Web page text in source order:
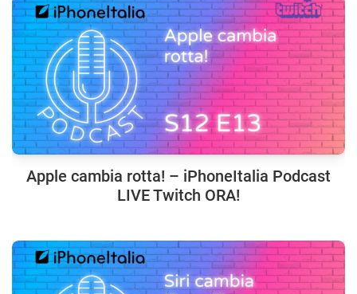
Apple cambia rotta! – iPhoneItalia Podcast
LIVE Twitch ORA!